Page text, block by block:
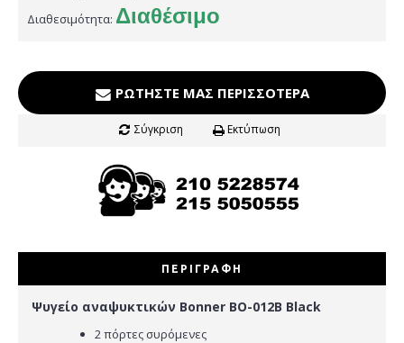
Διαθεσιμότητα: Διαθέσιμο
ΡΩΤΉΣΤΕ ΜΑΣ ΠΕΡΙΣΣΌΤΕΡΑ
Σύγκριση Εκτύπωση
ΠΕΡΙΓΡΑΦΉ
Ψυγείο αναψυκτικών Bonner ΒΟ-012B Black
2 πόρτες συρόμενες